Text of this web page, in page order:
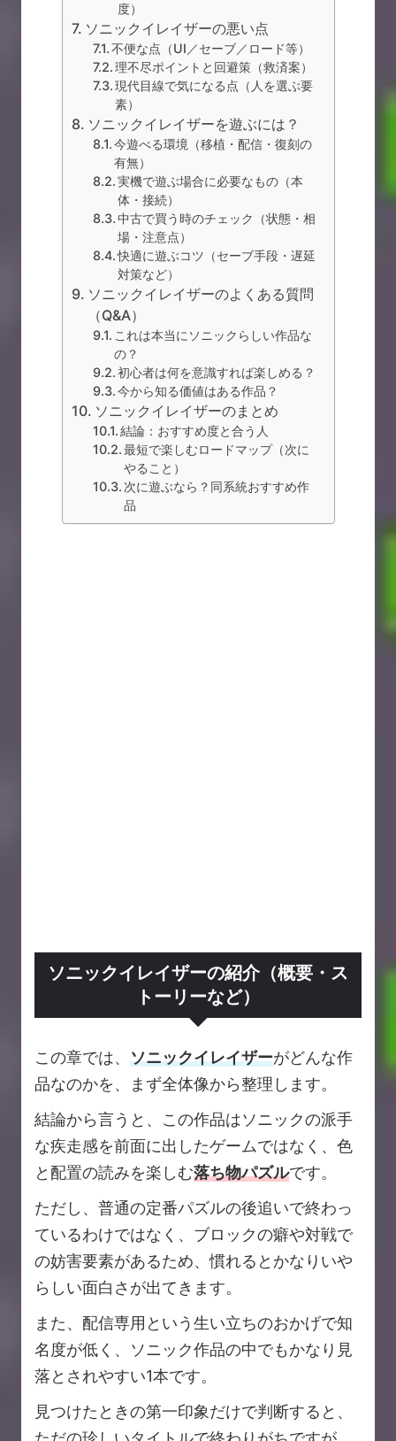
度）
ソニックイレイザーの悪い点
不便な点（UI／セーブ／ロード等）
理不尽ポイントと回避策（救済案）
現代目線で気になる点（人を選ぶ要
素）
ソニックイレイザーを遊ぶには？
今遊べる環境（移植・配信・復刻の
有無）
実機で遊ぶ場合に必要なもの（本
体・接続）
中古で買う時のチェック（状態・相
場・注意点）
快適に遊ぶコツ（セーブ手段・遅延
対策など）
ソニックイレイザーのよくある質問
（Q&A）
これは本当にソニックらしい作品な
の？
初心者は何を意識すれば楽しめる？
今から知る価値はある作品？
ソニックイレイザーのまとめ
結論：おすすめ度と合う人
最短で楽しむロードマップ（次に
やること）
次に遊ぶなら？同系統おすすめ作
品
ソニックイレイザーの紹介（概要・ス
トーリーなど）
この章では、 ソニックイレイザーがどんな作
品なのかを、まず全体像から整理します。
結論から言うと、この作品はソニックの派手
な疾走感を前面に出したゲームではなく、色
と配置の読みを楽しむ落ち物パズルです。
ただし、普通の定番パズルの後追いで終わっ
ているわけではなく、ブロックの癖や対戦で
の妨害要素があるため、慣れるとかなりいや
らしい面白さが出てきます。
また、配信専用という生い立ちのおかげで知
名度が低く、ソニック作品の中でもかなり見
落とされやすい1本です。
見つけたときの第一印象だけで判断すると、